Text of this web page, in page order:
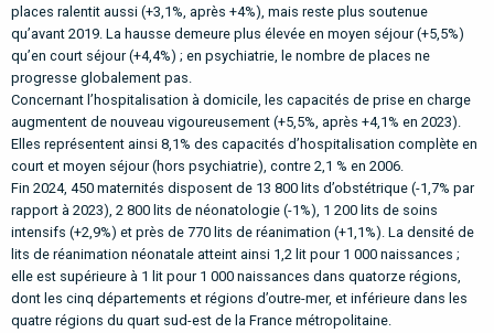
places ralentit aussi (+3,1%, après +4%), mais reste plus soutenue
qu’avant 2019. La hausse demeure plus élevée en moyen séjour (+5,5%)
qu’en court séjour (+4,4%) ; en psychiatrie, le nombre de places ne
progresse globalement pas.
Concernant l’hospitalisation à domicile, les capacités de prise en charge
augmentent de nouveau vigoureusement (+5,5%, après +4,1% en 2023).
Elles représentent ainsi 8,1% des capacités d’hospitalisation complète en
court et moyen séjour (hors psychiatrie), contre 2,1 % en 2006.
Fin 2024, 450 maternités disposent de 13 800 lits d’obstétrique (-1,7% par
rapport à 2023), 2 800 lits de néonatologie (-1%), 1 200 lits de soins
intensifs (+2,9%) et près de 770 lits de réanimation (+1,1%). La densité de
lits de réanimation néonatale atteint ainsi 1,2 lit pour 1 000 naissances ;
elle est supérieure à 1 lit pour 1 000 naissances dans quatorze régions,
dont les cinq départements et régions d’outre-mer, et inférieure dans les
quatre régions du quart sud-est de la France métropolitaine.